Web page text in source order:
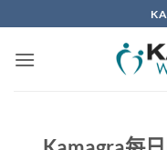
to
content